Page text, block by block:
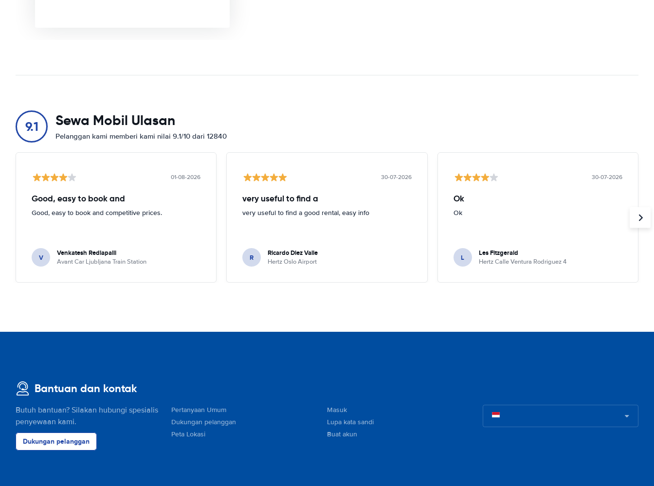
9.1 Sewa Mobil Ulasan
Pelanggan kami memberi kami nilai 9.1/10 dari 12840
01-08-2026
Good, easy to book and
Good, easy to book and competitive prices.
V Venkatesh Redlapalli
Avant Car Ljubljana Train Station
30-07-2026
very useful to find a
very useful to find a good rental, easy info
R Ricardo Diez Valle
Hertz Oslo Airport
30-07-2026
Ok
Ok
L Les Fitzgerald
Hertz Calle Ventura Rodriguez 4
Bantuan dan kontak
Butuh bantuan? Silakan hubungi spesialis
penyewaan kami.
Dukungan pelanggan
Pertanyaan Umum
Dukungan pelanggan
Peta Lokasi
Masuk
Lupa kata sandi
Buat akun